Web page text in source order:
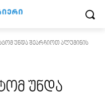
უნდა შეარჩიოთ ალუმინის
უნდა